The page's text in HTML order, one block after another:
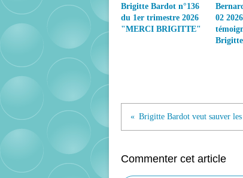
Brigitte Bardot n°136
du 1er trimestre 2026
"MERCI BRIGITTE"
02
Commenter cet article